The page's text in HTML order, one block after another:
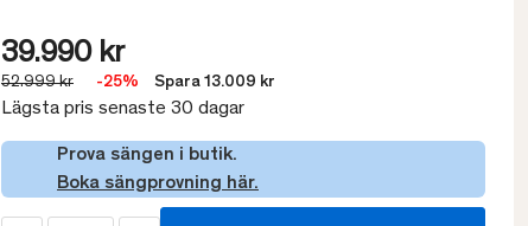
39.990 kr
52.999 kr -25% Spara 13.009 kr
Lägsta pris senaste 30 dagar
Prova sängen i butik.
Boka sängprovning här.